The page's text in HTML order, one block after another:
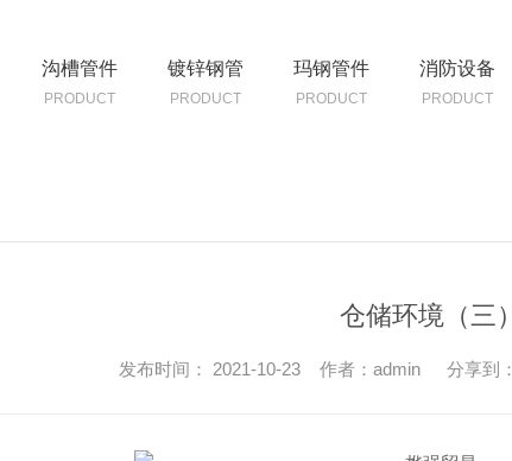
沟槽管件
PRODUCT
镀锌钢管
PRODUCT
玛钢管件
PRODUCT
消防设备
PRODUCT
仓储环境（三）
发布时间： 2021-10-23 作者：admin 分享到：